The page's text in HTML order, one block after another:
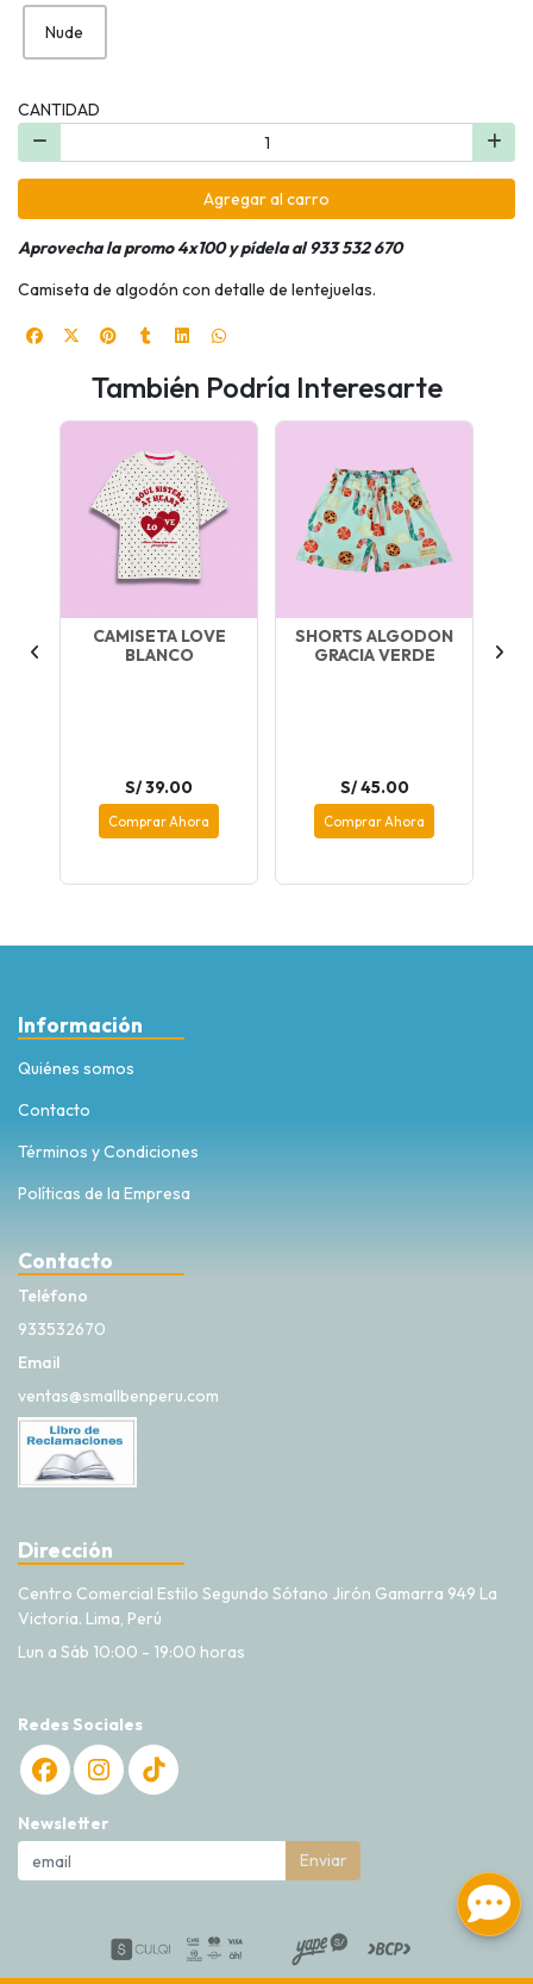
Nude
CANTIDAD
Agregar al carro
Aprovecha la promo 4x100 y pídela al 933 532 670
Camiseta de algodón con detalle de lentejuelas.
También Podría Interesarte
CAMISETA LOVE
BLANCO
S/ 39.00
Comprar Ahora
SHORTS ALGODON
GRACIA VERDE
S/ 45.00
Comprar Ahora
Información
Quiénes somos
Contacto
Términos y Condiciones
Políticas de la Empresa
Contacto
Teléfono
933532670
Email
ventas@smallbenperu.com
Dirección
Centro Comercial Estilo Segundo Sótano Jirón Gamarra 949 La
Victoria. Lima, Perú
Lun a Sáb 10:00 - 19:00 horas
Redes Sociales
Newsletter
Enviar